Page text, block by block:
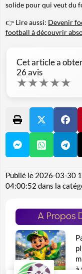
solide pour qui veut du
👉 Lire aussi: Devenir
football à découvrir
Cet article a
26avis
★★★★★
Publié le 2026-03-30
04:00:52 dans la
A Propos
à